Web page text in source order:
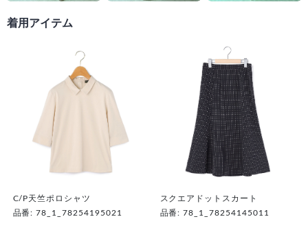
着用アイテム
C/P天竺ポロシャツ
品番: 78_1_78254195021
スクエアドットスカート
品番: 78_1_78254145011